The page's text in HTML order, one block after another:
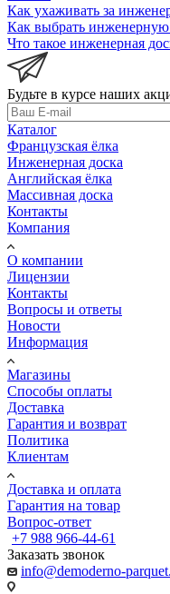
Как ухаживать за
Как выбрать инженерную
Что такое инженерная
Будьте в курсе наших
Каталог
Французская ёлка
Инженерная доска
Английская ёлка
Массивная доска
Контакты
Компания
О компании
Лицензии
Контакты
Вопросы и ответы
Новости
Информация
Магазины
Способы оплаты
Доставка
Гарантия и возврат
Политика
Клиентам
Доставка и оплата
Гарантия на товар
Вопрос-ответ
+7 988 966-44-61
Заказать звонок
info@demoderno-